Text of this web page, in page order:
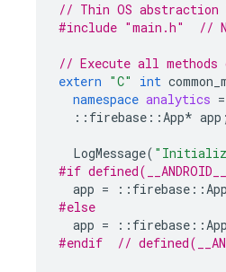
// Thin OS abstraction
#include "main.h"
//
// Execute all
extern "C" int
namespace analytics =
:: firebase ::App* app ;
LogMessage(
#if
app = :: firebase ::App
#else
app = :: firebase ::App
#endif
//